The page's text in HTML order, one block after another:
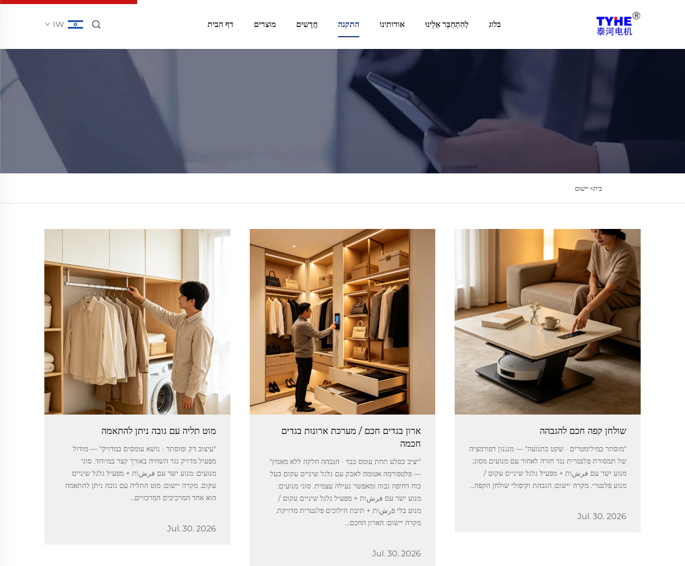
דף הבית מוצרים חֲדָשִים התקנה אודותינו לְהִתְחַבֵּר אֵלֵינוּ בלוג IW
בית> יישום
שולחן קפה חכם להגבהה
"מוסתר במילימטרים · שקט בתנועה" — מנגנון דפורמציה
של תמסורת פלנטרית נגד חזרה לאחור עם מנועים מסוג:
מנוע ישר עם فرشות + מפעיל גלגל שיניים עקום /
מנוע פלנטרי. מקרה יישום: הגבהת וקיפולי שולחן הקפה...
Jul. 30. 2026
ארון בגדים חכם / מערכת ארונות בגדים
חכמה
"יציב כסלע תחת עומס כבד · הגבהה חלקה ללא מאמץ"
— פלטפורמה אטומה לאבק עם גלגל שיניים עקום בעל
כוח דחיפה גבוה ומאפשר נעילה עצמית. סוגי מנועים:
מנוע ישר עם فرشות + מפעיל גלגל שיניים עקום /
מנוע בלי פرشות + תיבת הילוכים פלנטרית מדויקת.
מקרה יישום: הארון החכם...
Jul. 30. 2026
מוט תליה עם גובה ניתן להתאמה
"עיצוב דק ומוסתר · נושא עומסים במדויק" — מודול
מפעיל מדויק נגד השחיה באורך קצר במיוחד. סוגי
מנועים: מנוע ישר עם فرشות + מפעיל גלגל שיניים
עקום. מקרה יישום: מוט התליה עם גובה ניתן להתאמה
הוא אחד המרכיבים המרכזיים...
Jul. 30. 2026